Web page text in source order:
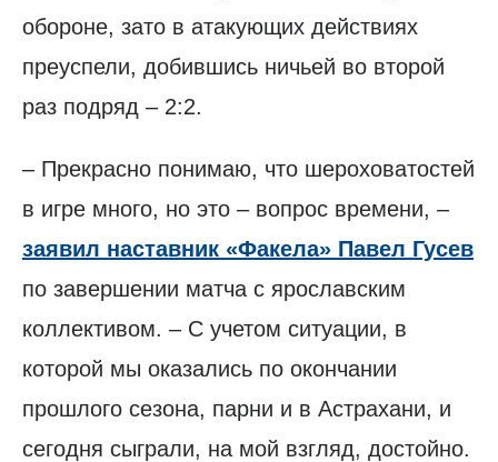
обороне, зато в атакующих действиях
преуспели, добившись ничьей во второй
раз подряд – 2:2.
– Прекрасно понимаю, что шероховатостей
в игре много, но это – вопрос времени, –
заявил наставник «Факела» Павел Гусев
по завершении матча с ярославским
коллективом. – С учетом ситуации, в
которой мы оказались по окончании
прошлого сезона, парни и в Астрахани, и
сегодня сыграли, на мой взгляд, достойно.